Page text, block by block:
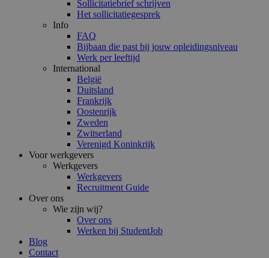
Sollicitatiebrief schrijven
Het sollicitatiegesprek
Info
FAQ
Bijbaan die past bij jouw opleidingsniveau
Werk per leeftijd
International
België
Duitsland
Frankrijk
Oostenrijk
Zweden
Zwitserland
Verenigd Koninkrijk
Voor werkgevers
Werkgevers
Werkgevers
Recruitment Guide
Over ons
Wie zijn wij?
Over ons
Werken bij StudentJob
Blog
Contact